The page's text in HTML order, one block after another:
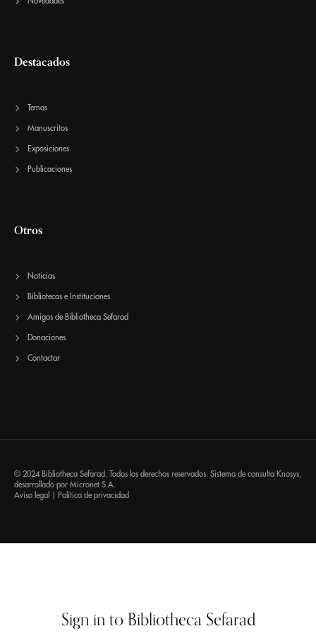
Destacados
Temas
Manuscritos
Exposiciones
Publicaciones
Otros
Noticias
Bibliotecas e Instituciones
Amigos de Bibliotheca Sefarad
Donaciones
Contactar
© 2024 Bibliotheca Sefarad. Todos los derechos reservados. Sistema de consulta Knosys
desarrollado por Micronet S.A.
Aviso legal
Política de privacidad
Sign in to Bibliotheca Sefarad